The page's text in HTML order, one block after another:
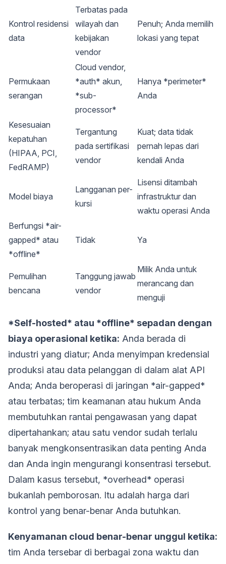
Kontrol residensi
data
Terbatas pada
wilayah dan
kebijakan
vendor
Penuh; Anda memilih
lokasi yang tepat
Permukaan
serangan
Cloud vendor,
*auth* akun,
*sub-
processor*
Hanya *perimeter*
Anda
Kesesuaian
kepatuhan
(HIPAA, PCI,
FedRAMP)
Tergantung
pada sertifikasi
vendor
Kuat; data tidak
pernah lepas dari
kendali Anda
Model biaya
Langganan per-
kursi
Lisensi ditambah
infrastruktur dan
waktu operasi Anda
Berfungsi *air-
gapped* atau
*offline*
Tidak Ya
Pemulihan
bencana
Tanggung jawab
vendor
Milik Anda untuk
merancang dan
menguji
*Self-hosted* atau *offline* sepadan dengan
biaya operasional ketika: Anda berada di
industri yang diatur; Anda menyimpan kredensial
produksi atau data pelanggan di dalam alat API
Anda; Anda beroperasi di jaringan *air-gapped*
atau terbatas; tim keamanan atau hukum Anda
membutuhkan rantai pengawasan yang dapat
dipertahankan; atau satu vendor sudah terlalu
banyak mengkonsentrasikan data penting Anda
dan Anda ingin mengurangi konsentrasi tersebut.
Dalam kasus tersebut, *overhead* operasi
bukanlah pemborosan. Itu adalah harga dari
kontrol yang benar-benar Anda butuhkan.
Kenyamanan cloud benar-benar unggul ketika:
tim Anda tersebar di berbagai zona waktu dan